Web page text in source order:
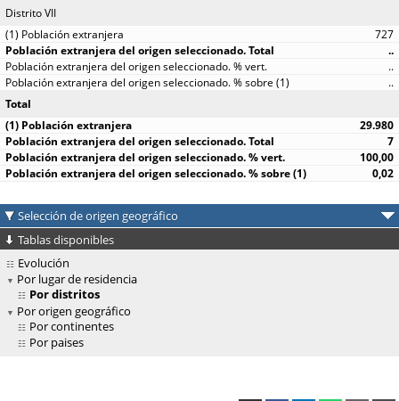
Distrito VII
727
..
..
..
Total
29.980
7
100,00
0,02
Selección de origen geográfico
Tablas disponibles
Evolución
Por lugar de residencia
Por distritos
Por origen geográfico
Por continentes
Por paises